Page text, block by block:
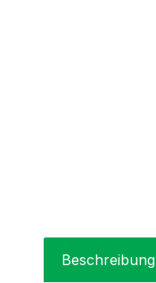
Beschreibung